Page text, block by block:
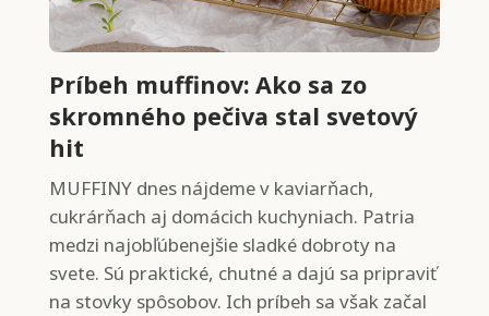
Príbeh muffinov: Ako sa zo
skromného pečiva stal svetový
hit
MUFFINY dnes nájdeme v kaviarňach,
cukrárňach aj domácich kuchyniach. Patria
medzi najobľúbenejšie sladké dobroty na
svete. Sú praktické, chutné a dajú sa pripraviť
na stovky spôsobov. Ich príbeh sa však začal